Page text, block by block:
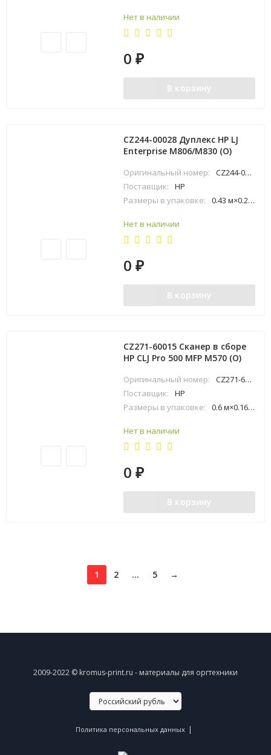
Нет в наличии
0₽
В корзину
CZ244-00028 Дуплекс HP LJ
Enterprise M806/M830 (O)
Оригинальный номер:
CZ244-00028
Поставщик:
HP
Размеры в упаковке:
0.43 м×0.25 м×0.43 м
Нет в наличии
0₽
В корзину
CZ271-60015 Сканер в сборе
HP CLJ Pro 500 MFP M570 (O)
Оригинальный номер:
CZ271-60015
Поставщик:
HP
Размеры в упаковке:
0.6 м×0.16 м×0.4 м
Нет в наличии
0₽
В корзину
1 2 ... 5 →
2009-2022 © kromus-print.ru - материалы для оргтехники
Политика персональных данных |